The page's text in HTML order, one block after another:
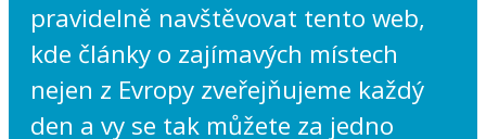
pravidelně navštěvovat tento web,
kde články o zajímavých místech
nejen z Evropy zveřejňujeme každý
den a vy se tak můžete za jedno